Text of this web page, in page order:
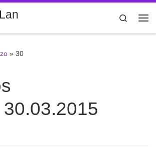
Search
» 30
30.03.2015